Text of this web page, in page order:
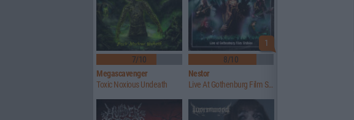
7/10
Megascavenger
Toxic Noxious Undeath
1
8/10
Nestor
Live At Gothenburg Film Studios